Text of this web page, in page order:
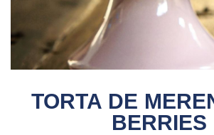
TORTA DE
BERRIES